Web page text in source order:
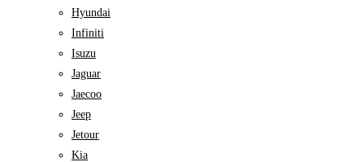
Hyundai
Infiniti
Isuzu
Jaguar
Jaecoo
Jeep
Jetour
Kia